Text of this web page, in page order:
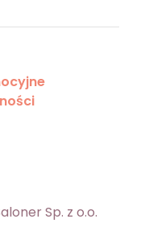
Sp. z o.o.